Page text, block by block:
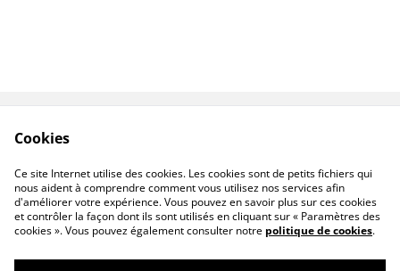
confidentialité
Cookies
Ce site Internet utilise des cookies. Les cookies sont de petits fichiers qui
nous aident à comprendre comment vous utilisez nos services afin
d'améliorer votre expérience. Vous pouvez en savoir plus sur ces cookies
et contrôler la façon dont ils sont utilisés en cliquant sur « Paramètres des
cookies ». Vous pouvez également consulter notre politique de cookies.